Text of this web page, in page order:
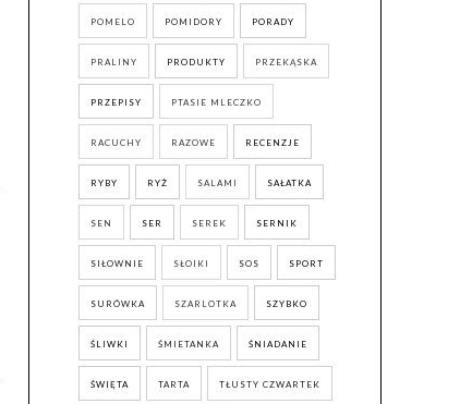
POMELO POMIDORY PORADY
PRALINY PRODUKTY PRZEKĄSKA
PRZEPISY PTASIE MLECZKO
RACUCHY RAZOWE RECENZJE
RYBY RYŻ SALAMI SAŁATKA
SEN SER SEREK SERNIK
SIŁOWNIE SŁOIKI SOS SPORT
SURÓWKA SZARLOTKA SZYBKO
ŚLIWKI ŚMIETANKA ŚNIADANIE
ŚWIĘTA TARTA TŁUSTY CZWARTEK